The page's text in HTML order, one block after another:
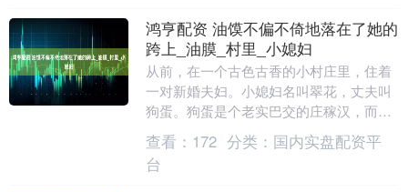
鸿亨配资 油馍不偏不倚地落在了她的
跨上_油膜_村里_小媳妇
从前，在一个古色古香的小村庄里，住着
一对新婚夫妇。小媳妇名叫翠花，丈夫叫
狗蛋。狗蛋是个老实巴交的庄稼汉，而翠
花则是个机灵又有点冒失的小媳妇。 这
天，村里来了个卖....
查看： 172 分类： 国内实盘配资平
台